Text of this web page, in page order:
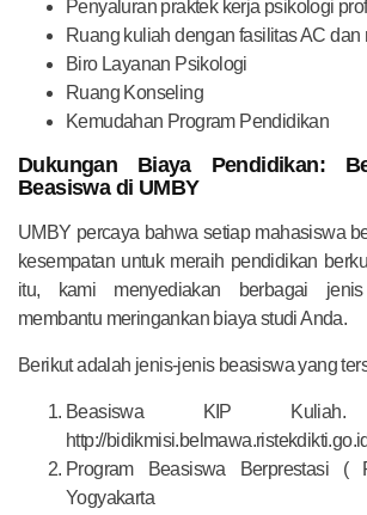
Penyaluran praktek kerja psikologi
Ruang kuliah dengan fasilitas AC dan
Biro Layanan Psikologi
Ruang Konseling
Kemudahan Program Pendidikan
Dukungan Biaya Pendidikan:
Beasiswa di UMBY
UMBY percaya bahwa setiap mahasiswa
kesempatan untuk meraih pendidikan
itu, kami menyediakan berbagai
membantu meringankan biaya studi Anda.
Berikut adalah jenis-jenis beasiswa yang
Beasiswa KIP
http://
Program Beasiswa Berprestasi
Yogyakarta